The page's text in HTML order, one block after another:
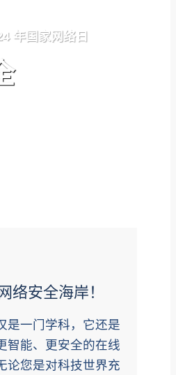
年国家网络日
络安全海岸！
是一门学科，它还是
智能、更安全的在线
论您是对科技世界充